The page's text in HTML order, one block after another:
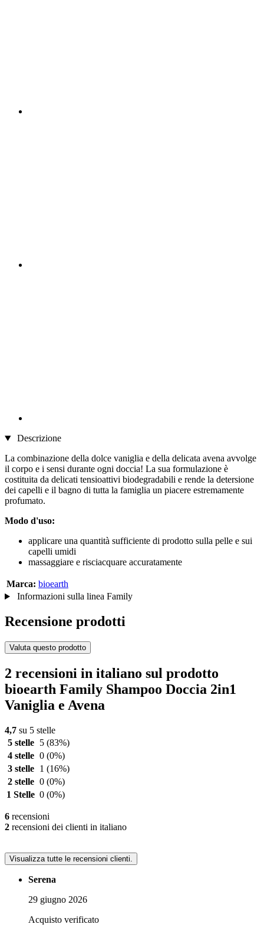
Descrizione
La combinazione della dolce vaniglia e della delicata avena avvolge
il corpo e i sensi durante ogni doccia! La sua formulazione è
costituita da delicati tensioattivi biodegradabili e rende la detersione
dei capelli e il bagno di tutta la famiglia un piacere estremamente
profumato.
Modo d'uso:
applicare una quantità sufficiente di prodotto sulla pelle e sui
capelli umidi
massaggiare e risciacquare accuratamente
Marca: bioearth
Informazioni sulla linea Family
Recensione prodotti
Valuta questo prodotto
2 recensioni in italiano sul prodotto
bioearth Family Shampoo Doccia 2in1
Vaniglia e Avena
4,7 su 5 stelle
5 stelle
5 (83%)
4 stelle 0 (0%)
3 stelle
1 (16%)
2 stelle 0 (0%)
1 Stelle 0 (0%)
6 recensioni
2 recensioni dei clienti in italiano
Visualizza tutte le recensioni clienti.
Serena
29 giugno 2026
Acquisto verificato